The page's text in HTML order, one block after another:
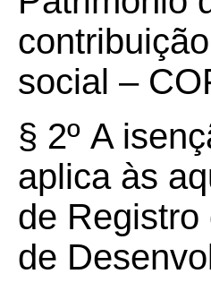
social –
§ 2º A
aplica às
de
de